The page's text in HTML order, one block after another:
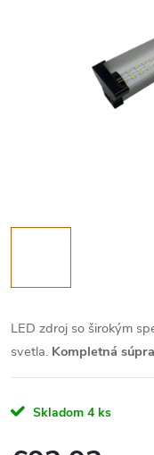
LED zdroj so širokým
svetla. Kompletná
Skladom 4 ks